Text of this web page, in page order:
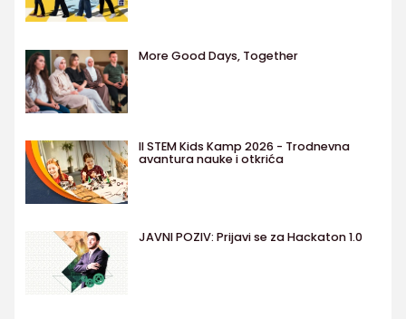
More Good Days, Together
II STEM Kids Kamp 2026 - Trodnevna
avantura nauke i otkrića
JAVNI POZIV: Prijavi se za Hackaton 1.0